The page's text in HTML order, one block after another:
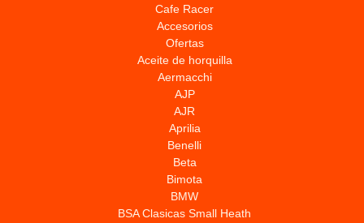
Cafe Racer
Accesorios
Ofertas
Aceite de horquilla
Aermacchi
AJP
AJR
Aprilia
Benelli
Beta
Bimota
BMW
BSA Clasicas Small Heath